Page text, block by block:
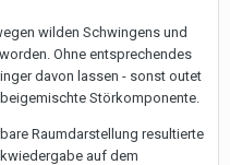
wilden Schwingens und
Ohne entsprechendes
davon lassen - sonst outet
Störkomponente.
Raumdarstellung resultierte
auf dem